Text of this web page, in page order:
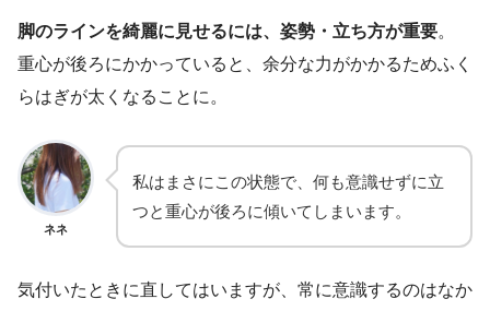
脚のラインを綺麗に見せるには、姿勢・立ち方が重要。
重心が後ろにかかっていると、余分な力がかかるためふく
らはぎが太くなることに。
ネネ
私はまさにこの状態で、何も意識せずに立
つと重心が後ろに傾いてしまいます。
気付いたときに直してはいますが、常に意識するのはなか